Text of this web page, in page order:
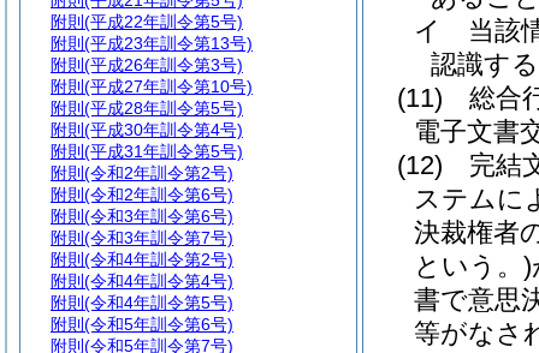
イ
当該
認識す
(11)
総合
電子文書
(12)
完結
ステムに
決裁権者
という。)
書で意思
等がなさ
附則 (平成22年訓令第5号)
附則 (平成23年訓令第13号)
附則 (平成26年訓令第3号)
附則 (平成27年訓令第10号)
附則 (平成28年訓令第5号)
附則 (平成30年訓令第4号)
附則 (平成31年訓令第5号)
附則 (令和2年訓令第2号)
附則 (令和2年訓令第6号)
附則 (令和3年訓令第6号)
附則 (令和3年訓令第7号)
附則 (令和4年訓令第2号)
附則 (令和4年訓令第4号)
附則 (令和4年訓令第5号)
附則 (令和5年訓令第6号)
附則 (令和5年訓令第7号)